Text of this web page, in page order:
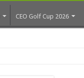
CEO Golf Cup 2026